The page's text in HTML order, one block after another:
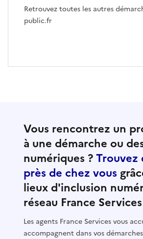
Retrouvez toutes les autres
public.fr
Vous rencontrez un
à une démarche ou
numériques ?Trouvez
près de chez vous
lieux d'inclusion
réseau France Services
Les agents France Services vous
accompagnent dans vos